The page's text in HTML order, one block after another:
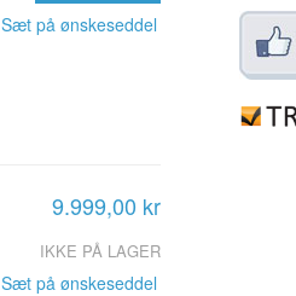
Sæt på ønskeseddel
9.999,00 kr
IKKE PÅ LAGER
Sæt på ønskeseddel